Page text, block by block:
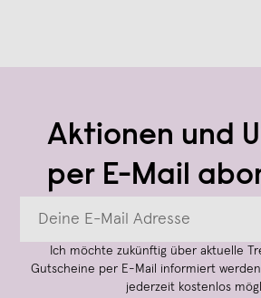
Aktionen und
per E-Mail
Ich möchte zukünftig über aktuelle
Gutscheine per E-Mail informiert
jederzeit kostenlos